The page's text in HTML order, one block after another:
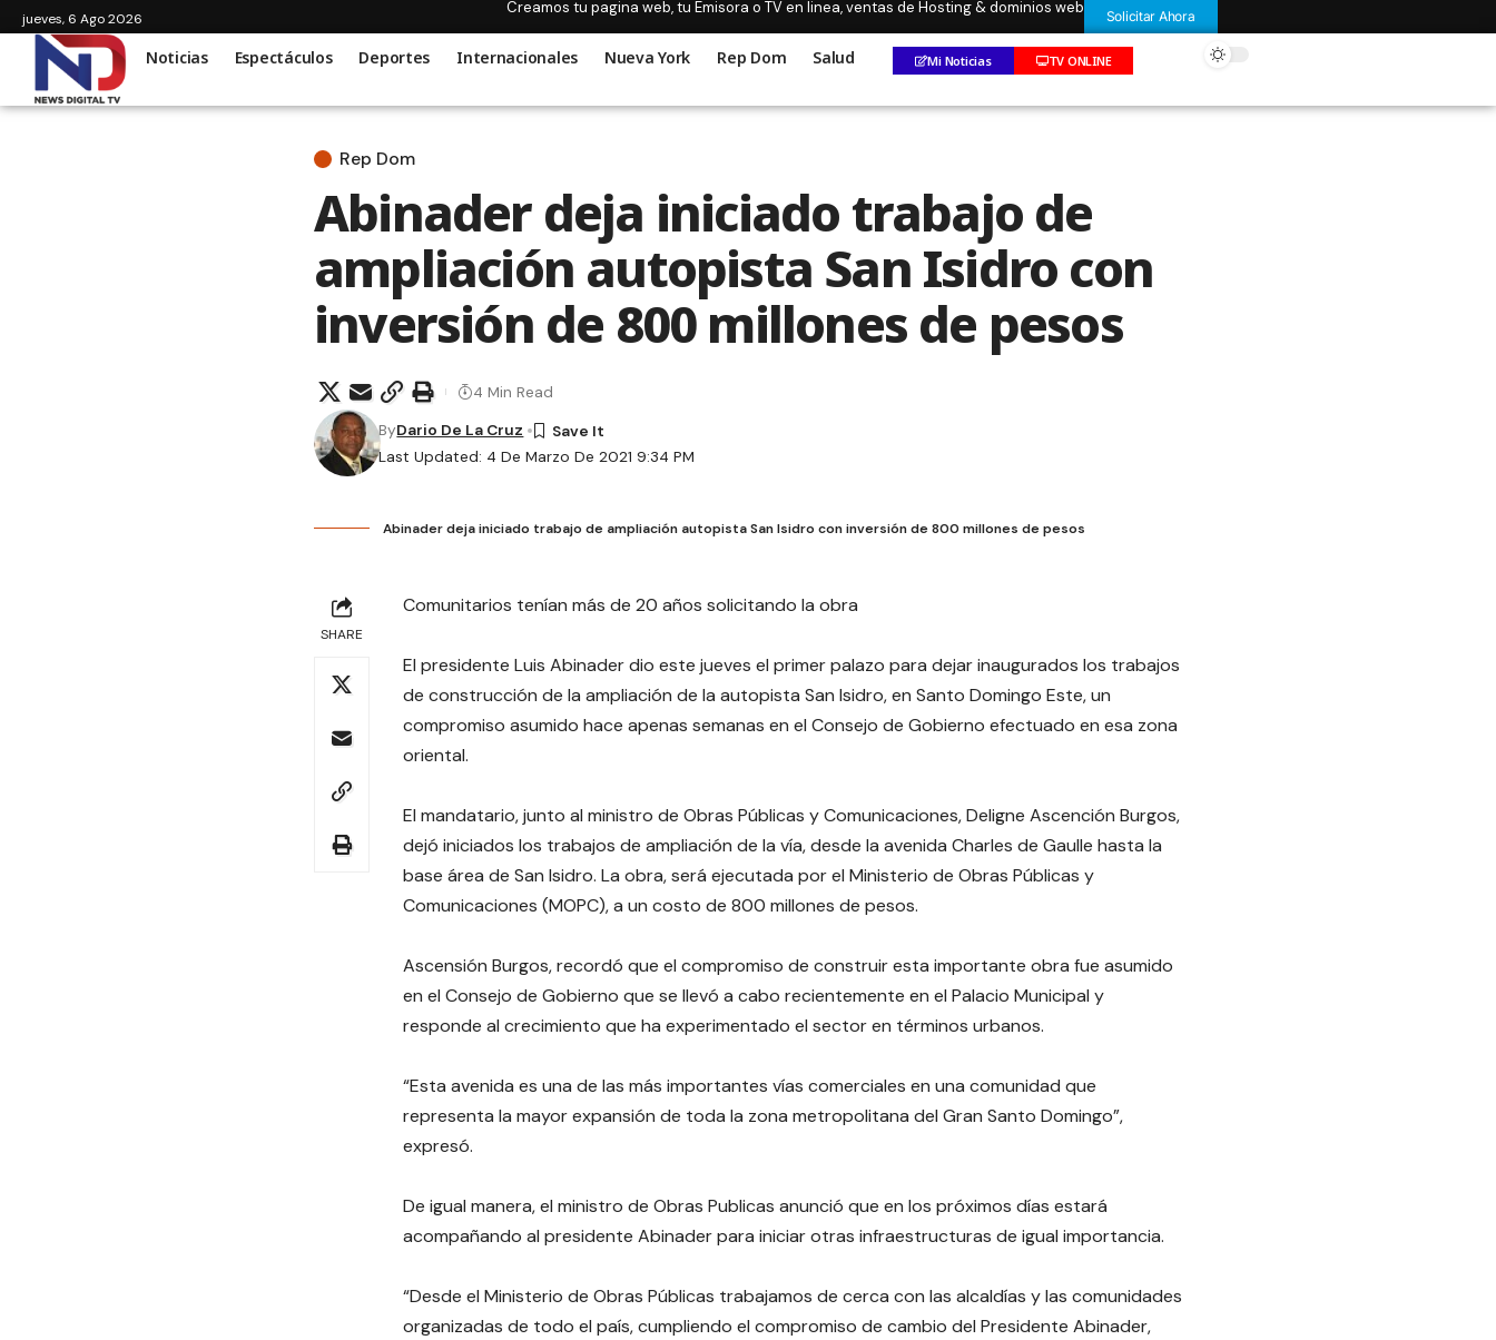
jueves, 6 Ago 2026
Creamos tu pagina web, tu Emisora o TV en linea, ventas de Hosting & dominios web Solicitar Ahora
Noticias Espectáculos Deportes Internacionales Nueva York Rep Dom Salud Mi Noticias TV ONLINE
Rep Dom
Abinader deja iniciado trabajo de
ampliación autopista San Isidro con
inversión de 800 millones de pesos
Last Updated: 4 De Marzo De 2021 9:34 PM
ByDario De La Cruz
4 Min Read
Abinader deja iniciado trabajo de ampliación autopista San Isidro con inversión de 800 millones de pesos
SHARE
Comunitarios tenían más de 20 años solicitando la obra
El presidente Luis Abinader dio este jueves el primer palazo para dejar inaugurados los trabajos
de construcción de la ampliación de la autopista San Isidro, en Santo Domingo Este, un
compromiso asumido hace apenas semanas en el Consejo de Gobierno efectuado en esa zona
oriental.
El mandatario, junto al ministro de Obras Públicas y Comunicaciones, Deligne Ascención Burgos,
dejó iniciados los trabajos de ampliación de la vía, desde la avenida Charles de Gaulle hasta la
base área de San Isidro. La obra, será ejecutada por el Ministerio de Obras Públicas y
Comunicaciones (MOPC), a un costo de 800 millones de pesos.
Ascensión Burgos, recordó que el compromiso de construir esta importante obra fue asumido
en el Consejo de Gobierno que se llevó a cabo recientemente en el Palacio Municipal y
responde al crecimiento que ha experimentado el sector en términos urbanos.
“Esta avenida es una de las más importantes vías comerciales en una comunidad que
representa la mayor expansión de toda la zona metropolitana del Gran Santo Domingo”,
expresó.
De igual manera, el ministro de Obras Publicas anunció que en los próximos días estará
acompañando al presidente Abinader para iniciar otras infraestructuras de igual importancia.
“Desde el Ministerio de Obras Públicas trabajamos de cerca con las alcaldías y las comunidades
organizadas de todo el país, cumpliendo el compromiso de cambio del Presidente Abinader,